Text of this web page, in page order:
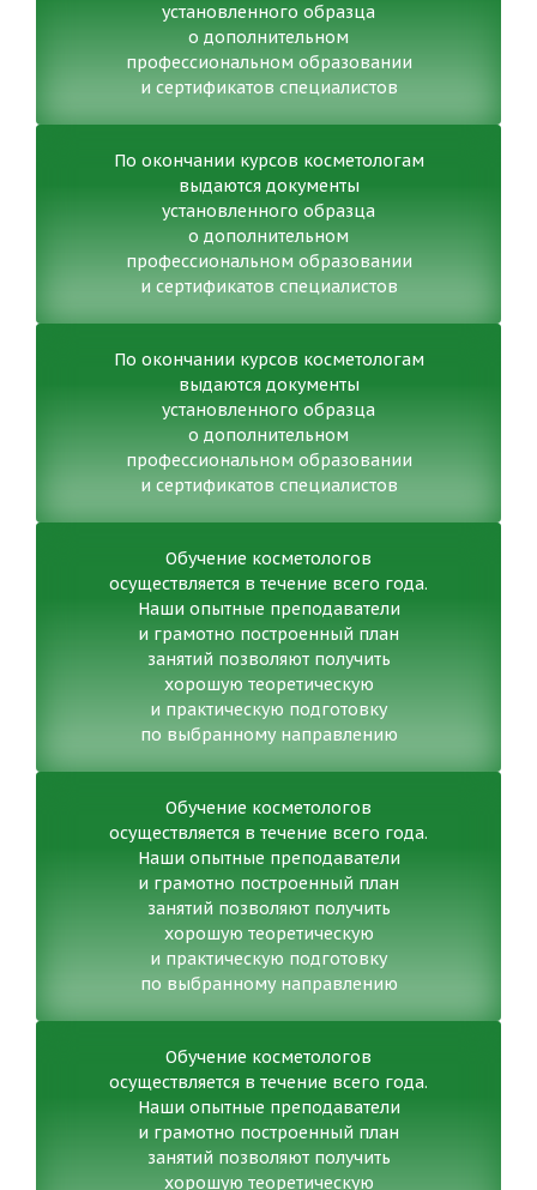
установленного образца
о дополнительном
профессиональном образовании
и сертификатов специалистов
По окончании курсов косметологам
выдаются документы
установленного образца
о дополнительном
профессиональном образовании
и сертификатов специалистов
По окончании курсов косметологам
выдаются документы
установленного образца
о дополнительном
профессиональном образовании
и сертификатов специалистов
Обучение косметологов
осуществляется в течение всего года.
Наши опытные преподаватели
и грамотно построенный план
занятий позволяют получить
хорошую теоретическую
и практическую подготовку
по выбранному направлению
Обучение косметологов
осуществляется в течение всего года.
Наши опытные преподаватели
и грамотно построенный план
занятий позволяют получить
хорошую теоретическую
и практическую подготовку
по выбранному направлению
Обучение косметологов
осуществляется в течение всего года.
Наши опытные преподаватели
и грамотно построенный план
занятий позволяют получить
хорошую теоретическую